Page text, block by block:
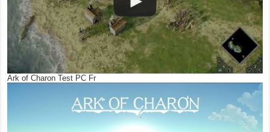
Ark of Charon Test PC Fr